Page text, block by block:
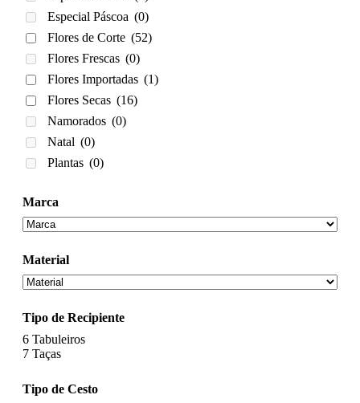
Especial Páscoa (0)
Flores de Corte (52)
Flores Frescas (0)
Flores Importadas (1)
Flores Secas (16)
Namorados (0)
Natal (0)
Plantas (0)
Marca
Material
Tipo de Recipiente
6 Tabuleiros
7 Taças
Tipo de Cesto